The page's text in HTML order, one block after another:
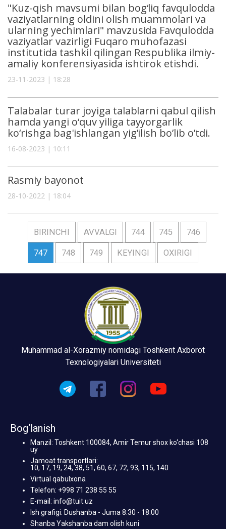
"Kuz-qish mavsumi bilan bog‘liq favqulodda
vaziyatlarning oldini olish muammolari va
ularning yechimlari" mavzusida Favqulodda
vaziyatlar vazirligi Fuqaro muhofazasi
institutida tashkil qilingan Respublika ilmiy-
amaliy konferensiyasida ishtirok etishdi.
23-11-2023 | 18:28
Talabalar turar joyiga talablarni qabul qilish
hamda yangi o‘quv yiliga tayyorgarlik
ko‘rishga bag'ishlangan yig’ilish bo’lib o’tdi.
16-08-2023 | 10:11
Rasmiy bayonot
28-10-2022 | 18:04
BIRINCHI AVVALGI 744 745 746
747 748 749 KEYINGI OXIRIGI
Muhammad al-Xorazmiy nomidagi Toshkent Axborot
Texnologiyalari Universiteti
Bog‘lanish
Manzil: Toshkent 100084, Amir Temur shox ko‘chasi 108
uy
Jamoat transportlari:
10, 17, 19, 24, 38, 51, 60, 67, 72, 93, 115, 140
Virtual qabulxona
Telefon: +998 71 238 55 55
E-mail: info@tuit.uz
Ish grafigi: Dushanba - Juma 8:30 - 18:00
Shanba Yakshanba dam olish kuni